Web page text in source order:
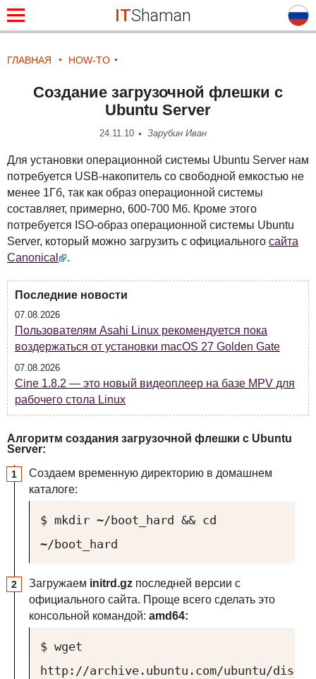
ITShaman
ГЛАВНАЯ HOW-TO
Создание загрузочной флешки с
Ubuntu Server
24.11.10 Зарубин Иван
Для установки операционной системы Ubuntu Server нам
потребуется USB-накопитель со свободной емкостью не
менее 1Гб, так как образ операционной системы
составляет, примерно, 600-700 Мб. Кроме этого
потребуется ISO-образ операционной системы Ubuntu
Server, который можно загрузить с официального сайта
Canonical
.
Последние новости
07.08.2026
Пользователям Asahi Linux рекомендуется пока
воздержаться от установки macOS 27 Golden Gate
07.08.2026
Cine 1.8.2 — это новый видеоплеер на базе MPV для
рабочего стола Linux
Алгоритм создания загрузочной флешки с Ubuntu
Server:
Создаем временную директорию в домашнем
каталоге:
$ mkdir ~/boot_hard && cd
~/boot_hard
Загружаем initrd.gz последней версии с
официального сайта. Проще всего сделать это
консольной командой: amd64:
$ wget
http://archive.ubuntu.com/ubuntu/